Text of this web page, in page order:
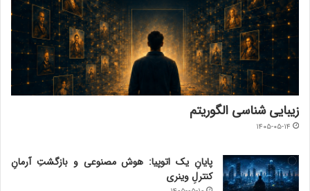
ریاکاریِ الگوریتمیِ گزینشی چیست؟
۱۴۰۵-۰۴-۲۷
فرسایش خبری؛ وقتی از جامعه سیاست‌زدایی می‌شود
۱۴۰۵-۰۴-۲۲
پر بازدید ترین مطالب